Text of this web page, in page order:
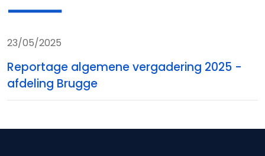
23/05/2025
Reportage algemene vergadering 2025 -
afdeling Brugge